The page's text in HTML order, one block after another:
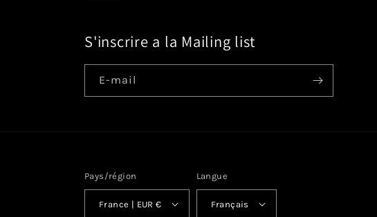
S'inscrire a la Mailing list
E-mail
Pays/région
France | EUR €
Langue
Français